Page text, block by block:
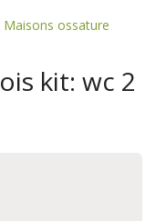
Maisons ossature
kit: wc 2